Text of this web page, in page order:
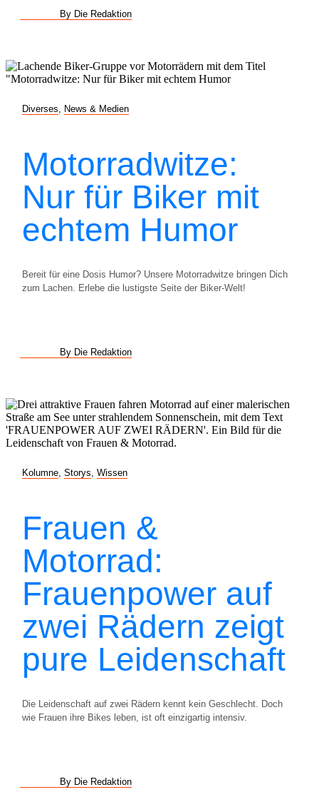
By Die Redaktion
Diverses News & Medien
Motorradwitze:
Nur für Biker mit
echtem Humor
Bereit für eine Dosis Humor? Unsere Motorradwitze bringen Dich
zum Lachen. Erlebe die lustigste Seite der Biker-Welt!
By Die Redaktion
Kolumne Storys Wissen
Frauen &
Motorrad:
Frauenpower auf
zwei Rädern zeigt
pure Leidenschaft
Die Leidenschaft auf zwei Rädern kennt kein Geschlecht. Doch
wie Frauen ihre Bikes leben, ist oft einzigartig intensiv.
By Die Redaktion